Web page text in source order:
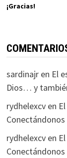
¡Gracias!
sardinajren El
Dios… y
rydhelexcven
rydhelexcven